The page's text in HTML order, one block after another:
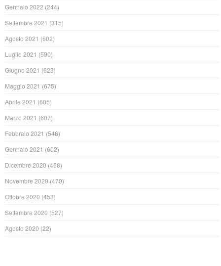
Gennaio 2022 (244)
Settembre 2021 (315)
Agosto 2021 (602)
Luglio 2021 (590)
Giugno 2021 (623)
Maggio 2021 (675)
Aprile 2021 (605)
Marzo 2021 (607)
Febbraio 2021 (546)
Gennaio 2021 (602)
Dicembre 2020 (458)
Novembre 2020 (470)
Ottobre 2020 (453)
Settembre 2020 (527)
Agosto 2020 (22)